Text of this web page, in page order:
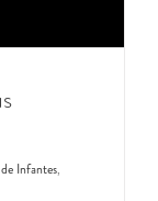
Infantes,